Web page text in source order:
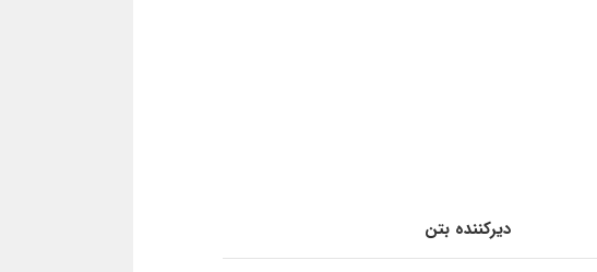
دیرکننده بتن